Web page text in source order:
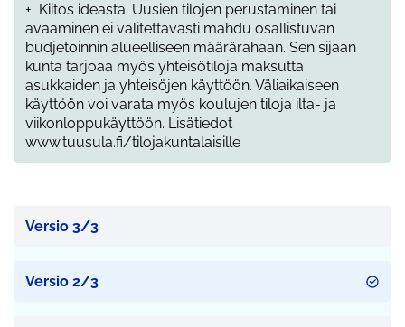
+ Kiitos ideasta. Uusien tilojen perustaminen tai
avaaminen ei valitettavasti mahdu osallistuvan
budjetoinnin alueelliseen määrärahaan. Sen sijaan
kunta tarjoaa myös yhteisötiloja maksutta
asukkaiden ja yhteisöjen käyttöön. Väliaikaiseen
käyttöön voi varata myös koulujen tiloja ilta- ja
viikonloppukäyttöön. Lisätiedot
www.tuusula.fi/tilojakuntalaisille
Versio 3/3
Versio 2/3